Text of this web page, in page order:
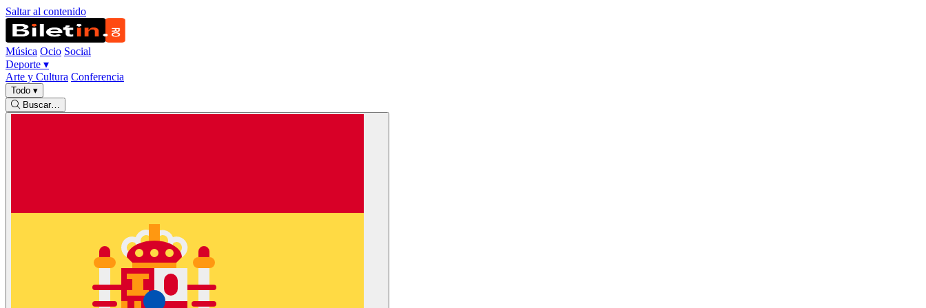
Saltar al contenido
Música Ocio Social
Deporte ▾
Arte y Cultura Conferencia
Todo ▾
Buscar…